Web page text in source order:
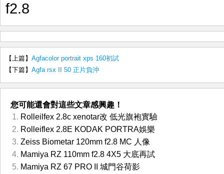
f2.8
【上篇】 Agfacolor portrait xps 160初試
【下篇】 Agfa rsx II 50 正片負沖
您可能還會對這些文章感興趣！
Rolleilfex 2.8c xenotar改 低光旗袍實驗
Rolleiflex 2.8E KODAK PORTRA娛樂
Zeiss Biometar 120mm f2.8 MC 人像
Mamiya RZ 110mm f2.8 4X5 大底再試
Mamiya RZ 67 PRO II 城門谷荷影